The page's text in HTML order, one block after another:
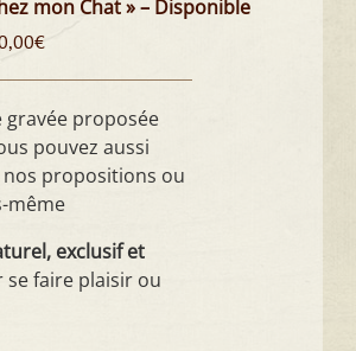
mon Chat » – Disponible
€
gravée proposée
pouvez aussi
propositions ou
même
exclusif et
se faire plaisir ou